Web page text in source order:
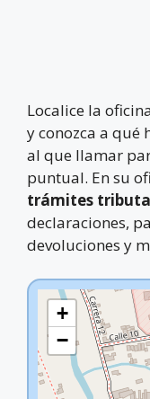
Localice la
y conozca a qué
al que llamar
puntual. En su
trámites
declaraciones,
devoluciones y
+
−